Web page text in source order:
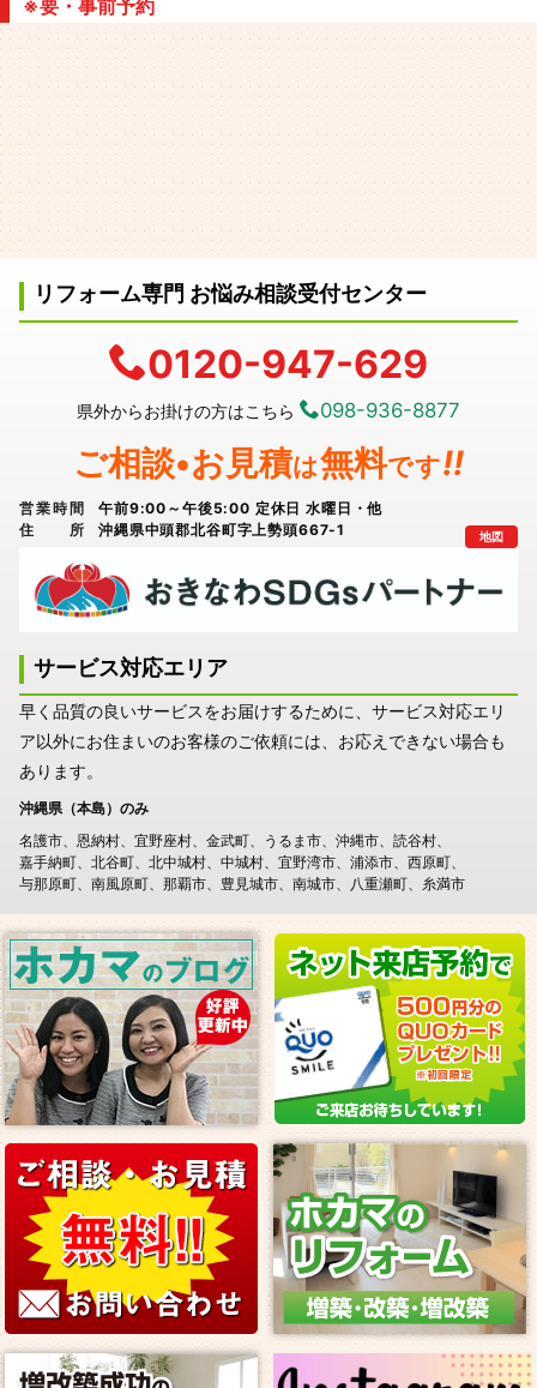
※要・事前予約
リフォーム専門 お悩み相談受付センター
0120-947-629
県外からお掛けの方はこちら 098-936-8877
ご相談•お見積は無料です!!
営業時間
午前9:00～午後5:00 定休日 水曜日・他
住所
沖縄県中頭郡北谷町字上勢頭667-1 地図
サービス対応エリア
早く品質の良いサービスをお届けするために、サービス対応エリ
ア以外にお住まいのお客様のご依頼には、お応えできない場合も
あります。
沖縄県（本島）のみ
名護市
恩納村 宜野座村 金武町 うるま市 沖縄市
読谷村
嘉手納町
北谷町 北中城村 中城村 宜野湾市 浦添市
西原町
与那原町
南風原町 那覇市 豊見城市 南城市 八重瀬町 糸満市